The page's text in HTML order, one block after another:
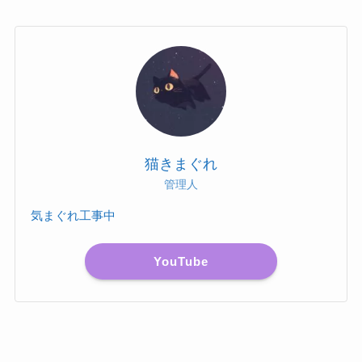
猫きまぐれ
管理人
気まぐれ工事中
YouTube